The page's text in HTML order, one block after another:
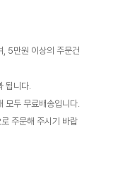
5만원 이상의 주문건
됩니다.
모두 무료배송입니다.
주문해 주시기 바랍